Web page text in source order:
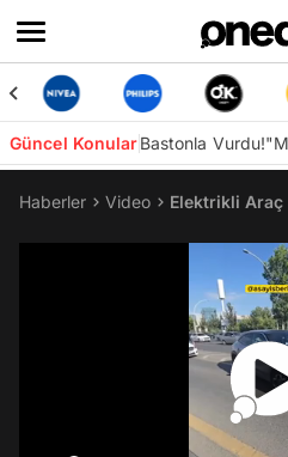
Güncel KonularBastonla Vurdu!
Haberler Video Elektrikli Araç